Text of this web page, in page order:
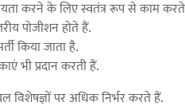
करने के लिए स्वतंत्र रूप से काम
पोजीशन होते हैं.
किया जाता है.
भी प्रदान करती हैं.
पर अधिक निर्भर करते हैं.